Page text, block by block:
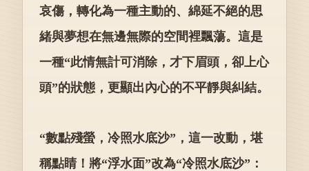
哀傷，轉化為一種主動的、綿延不絕的思
緒與夢想在無邊無際的空間裡飄蕩。這是
一種“此情無計可消除，才下眉頭，卻上心
頭”的狀態，更顯出內心的不平靜與糾結。
“數點殘螢，冷照水底沙”，這一改動，堪
稱點睛！將“浮水面”改為“冷照水底沙”：